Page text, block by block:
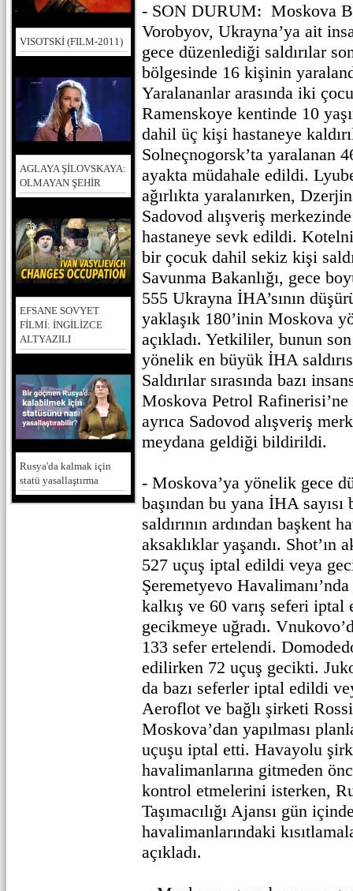
VISOTSKİ (FILM-2011)
AGLAYA ŞİLOVSKAYA:
OLMAYAN ŞEHİR
EFSANE SOVYET
FİLMİ: İNGİLİZCE
ALTYAZILI
Rusya'da kalmak için
statü yasallaştırma
- SON DURUM: Moskova
Vorobyov, Ukrayna’ya ait
gece düzenlediği saldırılar
bölgesinde 16 kişinin
Yaralananlar arasında iki
Ramenskoye kentinde 10
dahil üç kişi hastaneye
Solneçnogorsk’ta yaralanan
ayakta müdahale edildi.
ağırlıkta yaralanırken,
Sadovod alışveriş
hastaneye sevk edildi.
bir çocuk dahil sekiz kişi
Savunma Bakanlığı, gece
555 Ukrayna İHA’sının
yaklaşık 180’inin Moskova
açıkladı. Yetkililer, bunun
yönelik en büyük İHA
Saldırılar sırasında bazı
Moskova Petrol Rafinerisi’ne
ayrıca Sadovod alışveriş
meydana geldiği bildirildi.
- Moskova’ya yönelik gece
başından bu yana İHA sayısı
saldırının ardından başkent
aksaklıklar yaşandı. Shot’ın
527 uçuş iptal edildi veya
Şeremetyevo
kalkış ve 60 varış seferi
gecikmeye uğradı.
133 sefer ertelendi.
edilirken 72 uçuş gecikti.
da bazı seferler iptal edildi
Aeroflot ve bağlı şirketi
Moskova’dan yapılması
uçuşu iptal etti. Havayolu
havalimanlarına gitmeden
kontrol etmelerini isterken,
Taşımacılığı Ajansı gün
havalimanlarındaki
açıkladı.